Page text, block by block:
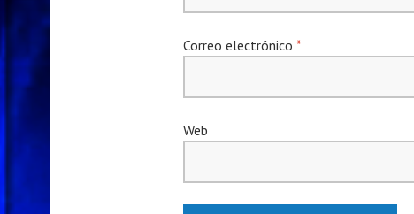
Correo electrónico *
Web